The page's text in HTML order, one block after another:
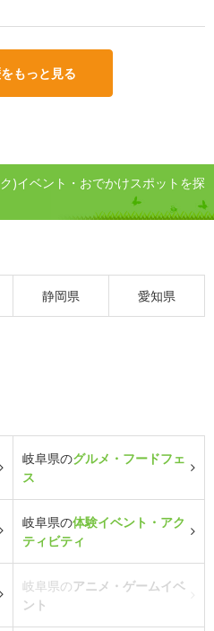
もっと見る
)イベント・おでかけスポットを探
静岡県 愛知県
岐阜県のグルメ・フードフェ
ス
岐阜県の体験イベント・アク
ティビティ
岐阜県のアニメ・ゲームイベ
ント